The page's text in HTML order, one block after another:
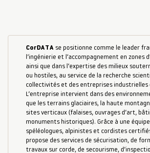
CorDATA se positionne comme le leader
l’ingénierie et l’accompagnement en zones
ainsi que dans l’expertise des milieux
ou hostiles, au service de la recherche
collectivités et des entreprises industrielles
L’entreprise intervient dans des
que les terrains glaciaires, la haute
sites verticaux (falaises, ouvrages d’art,
monuments historiques). Grâce à une
spéléologues, alpinistes et cordistes
propose des services de sécurisation, de
travaux sur corde, de secourisme,